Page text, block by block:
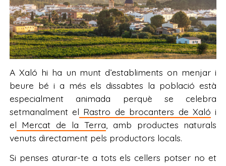
A Xaló hi ha un munt d’establiments on menjar i
beure bé i a més els dissabtes la població està
especialment animada perquè se celebra
setmanalment el Rastro de brocanters de Xaló i
el Mercat de la Terra , amb productes naturals
venuts directament pels productors locals.
Si penses aturar-te a tots els cellers potser no et